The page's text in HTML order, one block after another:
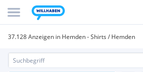
37.128 Anzeigen in Hemden - Shirts / Hemden